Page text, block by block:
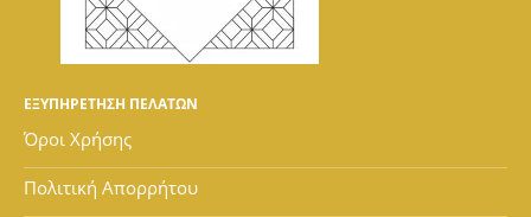
ΕΞΥΠΗΡΕΤΗΣΗ ΠΕΛΑΤΩΝ
Όροι Χρήσης
Πολιτική Απορρήτου